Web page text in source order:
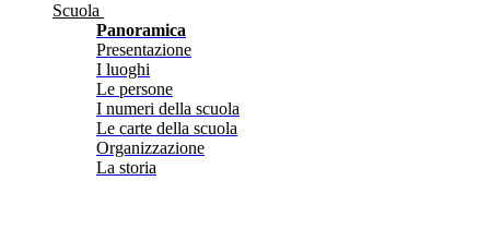
Scuola
Panoramica
Presentazione
I luoghi
Le persone
I numeri della scuola
Le carte della scuola
Organizzazione
La storia